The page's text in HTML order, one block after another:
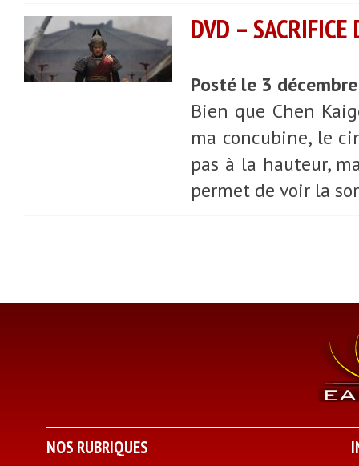
DVD – SACRIFICE
Posté le 3
Bien que Chen
ma concubine, le
pas à la hauteur,
permet de voir la
NOS RUBRIQUES